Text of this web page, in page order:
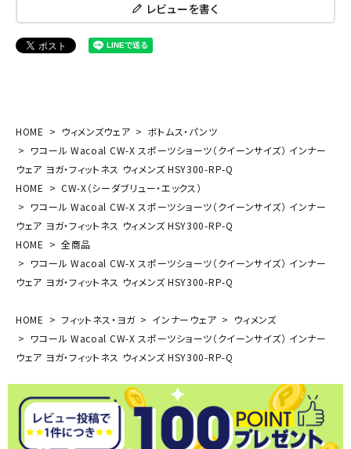
レビューを書く
HOME ウィメンズウェア
ボトムス・パンツ
ワコール Wacoal CW-X スポーツショーツ（クイーンサイズ） インナー
ウェア ヨガ・フィットネス ウィメンズ HSY300-RP-Q
HOME
CW-X（シーダブリュー・エックス）
ワコール Wacoal CW-X スポーツショーツ（クイーンサイズ） インナー
ウェア ヨガ・フィットネス ウィメンズ HSY300-RP-Q
HOME
全商品
ワコール Wacoal CW-X スポーツショーツ（クイーンサイズ） インナー
ウェア ヨガ・フィットネス ウィメンズ HSY300-RP-Q
HOME フィットネス・ヨガ インナーウェア
ウィメンズ
ワコール Wacoal CW-X スポーツショーツ（クイーンサイズ） インナー
ウェア ヨガ・フィットネス ウィメンズ HSY300-RP-Q